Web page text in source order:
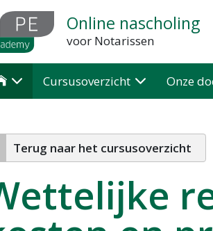
Online nascholing
voor Notarissen
Cursusoverzicht Onze
Terug naar het cursusoverzicht